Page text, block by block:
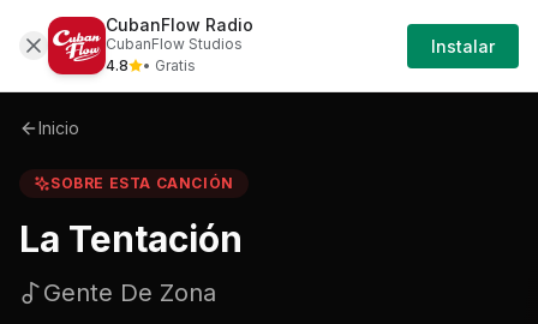
Sobre La-tentacion-gente-de-zona
Iniciar
Sesión
Inicio
SOBRE ESTA CANCIÓN
La Tentación
Gente De Zona
CubanFlow Radio
CubanFlow Studios
4.8
• Gratis
Instalar